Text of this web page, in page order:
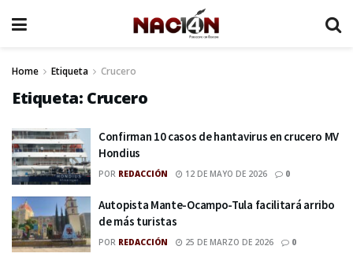
Home Etiqueta Crucero
Etiqueta: Crucero
Confirman 10 casos de hantavirus en crucero MV
Hondius
POR REDACCIÓN 12 DE MAYO DE 2026 0
Autopista Mante-Ocampo-Tula facilitará arribo
de más turistas
POR REDACCIÓN 25 DE MARZO DE 2026 0